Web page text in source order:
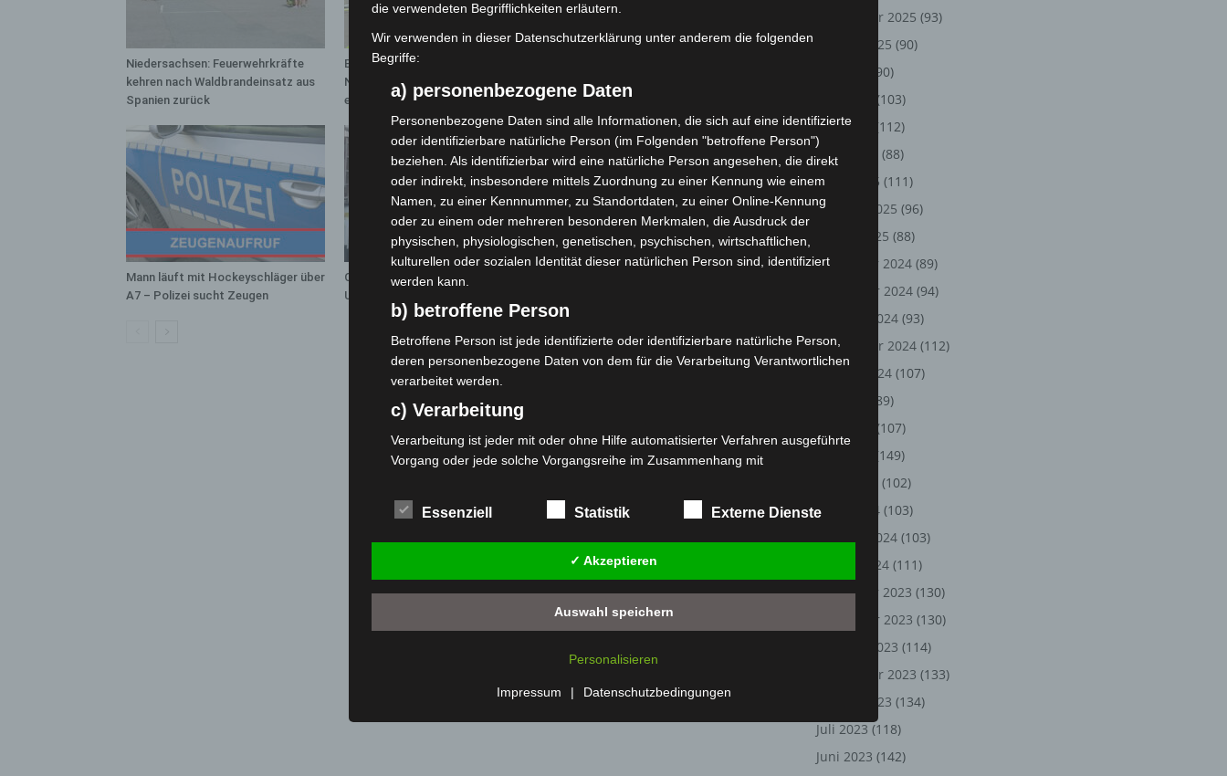
Niedersachsen: Feuerwehrkräfte
kehren nach Waldbrandeinsatz aus
Spanien zurück
Brand im „Haus der Begegnung“ in
Neuwarmbüchen schnell
eingedämmt
Notfallsanitäter starten beim Roten
Kreuz
Mann läuft mit Hockeyschläger über
A7 – Polizei sucht Zeugen
Celle: Mensch stirbt bei Bagger-
Unfall auf Baustelle
September 2025 (93)
August 2025 (90)
(90)
(103)
Mai 2025
(112)
April 2025
(88)
März 2025 (111)
Februar 2025 (96)
Januar 2025 (88)
Dezember 2024 (89)
November 2024 (94)
Oktober 2024 (93)
September 2024 (112)
August 2024 (107)
(89)
(107)
(149)
(102)
März 2024 (103)
Februar 2024 (103)
Januar 2024 (111)
Dezember 2023 (130)
November 2023 (130)
Oktober 2023 (114)
September 2023 (133)
August 2023 (134)
Juli 2023 (118)
Juni 2023 (142)
die verwendeten Begrifflichkeiten erläutern.
Wir verwenden in dieser Datenschutzerklärung unter anderem die folgenden
Begriffe:
a) personenbezogene Daten
Personenbezogene Daten sind alle Informationen, die sich auf eine identifizierte
oder identifizierbare natürliche Person (im Folgenden "betroffene Person")
beziehen. Als identifizierbar wird eine natürliche Person angesehen, die direkt
oder indirekt, insbesondere mittels Zuordnung zu einer Kennung wie einem
Namen, zu einer Kennnummer, zu Standortdaten, zu einer Online-Kennung
oder zu einem oder mehreren besonderen Merkmalen, die Ausdruck der
physischen, physiologischen, genetischen, psychischen, wirtschaftlichen,
kulturellen oder sozialen Identität dieser natürlichen Person sind, identifiziert
werden kann.
b) betroffene Person
Betroffene Person ist jede identifizierte oder identifizierbare natürliche Person,
deren personenbezogene Daten von dem für die Verarbeitung Verantwortlichen
verarbeitet werden.
c) Verarbeitung
Verarbeitung ist jeder mit oder ohne Hilfe automatisierter Verfahren ausgeführte
Vorgang oder jede solche Vorgangsreihe im Zusammenhang mit
das Ordnen, die Speicherung, die Anpassung oder Veränderung, das Auslesen,
das Abfragen, die Verwendung, die Offenlegung durch Übermittlung, Verbreitung
oder eine andere Form der Bereitstellung, den Abgleich oder die Verknüpfung,
die Einschränkung, das Löschen oder die Vernichtung.
d) Einschränkung der Verarbeitung
Einschränkung der Verarbeitung ist die Markierung gespeicherter
Profiling ist jede Art der automatisierten Verarbeitung personenbezogener
Daten, die darin besteht, dass diese personenbezogenen Daten verwendet
werden, um bestimmte persönliche Aspekte, die sich auf eine natürliche Person
Essenziell Statistik Externe Dienste
✓ Akzeptieren
Auswahl speichern
Personalisieren
Impressum | Datenschutzbedingungen